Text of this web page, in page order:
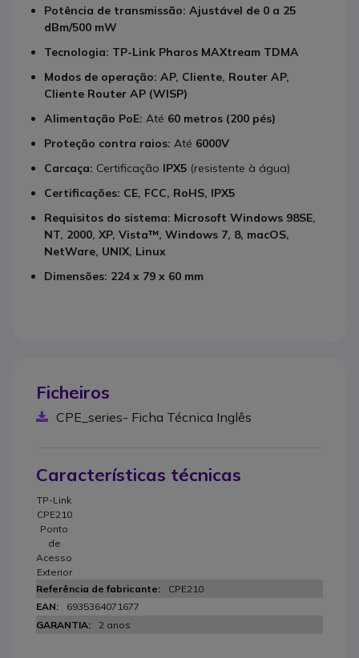
Potência de transmissão: Ajustável de 0 a 25
dBm/500 mW
Tecnologia: TP-Link Pharos MAXtream TDMA
Modos de operação: AP, Cliente, Router AP,
Cliente Router AP (WISP)
Alimentação PoE: Até 60 metros (200 pés)
Proteção contra raios: Até 6000V
Carcaça: Certificação IPX5 (resistente à água)
Certificações: CE, FCC, RoHS, IPX5
Requisitos do sistema: Microsoft Windows 98SE,
NT, 2000, XP, Vista™, Windows 7, 8, macOS,
NetWare, UNIX, Linux
Dimensões: 224 x 79 x 60 mm
Ficheiros
CPE_series- Ficha Técnica Inglês
Características técnicas
TP-Link
CPE210
Ponto
de
Acesso
Exterior
CPE210
6935364071677
2 anos